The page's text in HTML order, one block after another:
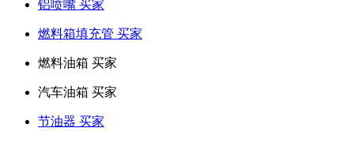
铝喷嘴 买家
燃料箱填充管 买家
燃料油箱 买家
汽车油箱 买家
节油器 买家